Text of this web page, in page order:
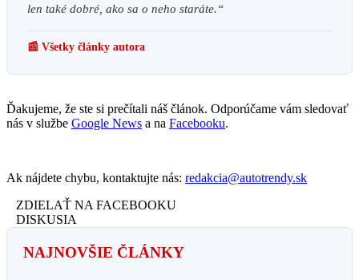
len také dobré, ako sa o neho staráte.“
📰 Všetky články autora
Ďakujeme, že ste si prečítali náš článok. Odporúčame vám sledovať
nás v službe Google News a na Facebooku.
Ak nájdete chybu, kontaktujte nás: redakcia@autotrendy.sk
ZDIELAŤ NA FACEBOOKU
DISKUSIA
NAJNOVŠIE ČLÁNKY